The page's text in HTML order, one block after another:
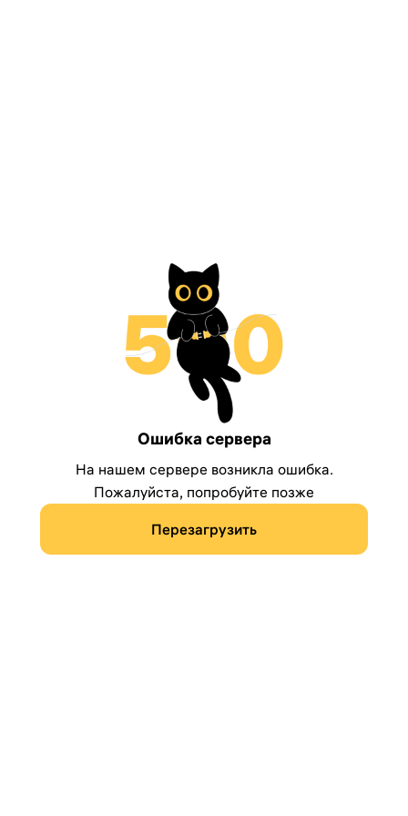
Ошибка сервера
На нашем сервере возникла ошибка.
Пожалуйста, попробуйте позже
Перезагрузить